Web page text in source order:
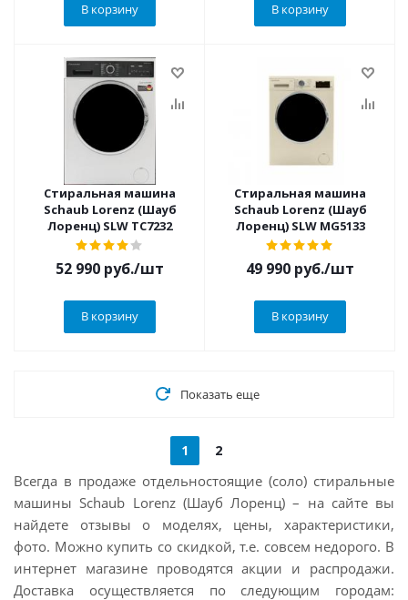
В корзину В корзину
Стиральная машина
Schaub Lorenz (Шауб
Лоренц) SLW TC7232
52 990 руб./шт
В корзину
Стиральная машина
Schaub Lorenz (Шауб
Лоренц) SLW MG5133
49 990 руб./шт
В корзину
Показать еще
1 2
Всегда в продаже отдельностоящие (соло) стиральные
машины Schaub Lorenz (Шауб Лоренц) – на сайте вы
найдете отзывы о моделях, цены, характеристики,
фото. Можно купить со скидкой, т.е. совсем недорого. В
интернет магазине проводятся акции и распродажи.
Доставка осуществляется по следующим городам: